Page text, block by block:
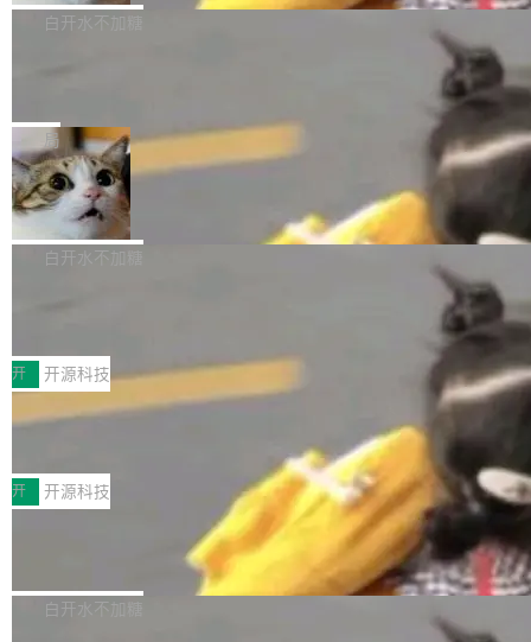
hwlib 硬件 API 库的一部分，命令行工具负责查
改进方向的研究。她是 Thinking Machines 过
一在人才争夺战中失血的公司。六月，Google
连失两员大将：Noam Shazeer 去了 Op...
新日志列出的 9.0 版本主要更新内容如下： 扩
er HE-AAC 960 解码 (DAB+) transpose_cuda
filter 添加 AMF Frame Rate Converter (vf_frc
_amf) filter SMPTE 2094-50 元数据支持和直
通 ProRes RAW VideoToolbox 硬件加速器 AP
V ...
白开水不加糖
Code 在 X 上发帖：「DeepSeek Flash did 8T
tokens on August 1st. 5T of free usage + 3T
on OpenCode Go.」79.8 万次浏览，连带着 #
DeepSeek一天消耗了8万亿# 上了微博热搜——
注意这是 OpenCode 一家的消耗。 OpenCode
不完。」5T 来自免费额度，3T 来自 Go...
局
NetBSD 11.0 正式发布
NetBSD 11.0 现已正式发布，这是 NetBSD 操
作系统的第十八个主要版本。 自 NetBSD 10.1
ve JH71XX 的设备，例如 VisionFive 2、PINE
64 STAR64，以及 QEMU。 增强了对 POSIX.1
-2024 和 C23 编程接口标准的兼容性。 compat
_linux(8) 增强了对 Linux 系统调用的支持，包
括 epoll（围绕 kqueue 实现）、POSIX 消息队
列、...
白开水不加糖
案
享会在上海举办。鸿蒙生态的全场景智慧营销平
台鲸鸿动能协同华为游戏中心，面向游戏行业开
发者及生态伙伴，系统呈现了平台在游戏领域的
完整能力版图——从IAP高价值用户的全周期经
营、到IAA游戏的“买变一体”正循环、再到联运与
广告协同的全链路经营闭环，以及面向全球市场
的出海增长布局。 华为终端云业务商业化销售负
责人在开场致辞中表示，游戏开发者的核心诉求
已不再是“多一个投放渠道”，而是一套能够持续
开 开源科技
技嘉X3D系列再添新成员 B850 AORU
面向AMD Ryzen X3D处理器玩家，技嘉X3D系
列主板阵容迎来新成员——B850 AORUS ELITE
X3D。作为面向主流高性能平台打造的全新主板
产品，B850 AORUS ELITE X3D延续技嘉在X3
D平台优化上的技术积累，旨在为游戏玩家带来
更稳定、更高效的装机选择。 B850 AORUS ELI
开 开源科技
Zadig v5.0 发布：AI 发布专员与 AI 审
我们团队这几天最大的卡点不是 AI 写得不够
好，是 AI 写得太好了。 好到审查排期从两天的
白开水不加糖